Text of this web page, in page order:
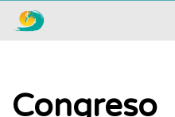
Congreso